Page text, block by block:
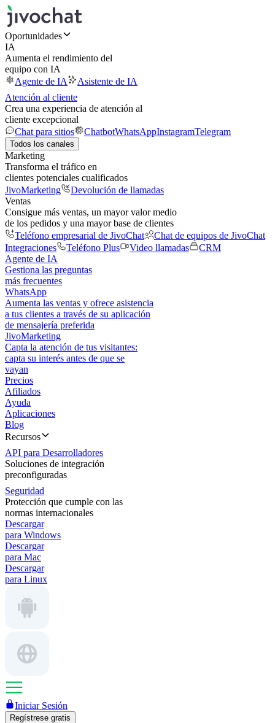
Oportunidades
IA
Aumenta el rendimiento del
equipo con IA
Agente de IA
Asistente de IA
Atención al cliente
Crea una experiencia de atención al
cliente excepcional
Chat para sitios
ChatbotWhatsAppInstagramTelegram
Todos los canales
Marketing
Transforma el tráfico en
clientes potenciales cualificados
JivoMarketing
Devolución de llamadas
Ventas
Consigue más ventas, un mayor valor medio
de los pedidos y una mayor base de clientes
Teléfono empresarial de JivoChat
Chat de equipos de JivoChat
Integraciones
Teléfono Plus Video llamadas
CRM
Agente de IA
Gestiona las preguntas
más frecuentes
WhatsApp
Aumenta las ventas y ofrece asistencia
a tus clientes a través de su aplicación
de mensajería preferida
JivoMarketing
Capta la atención de tus visitantes:
capta su interés antes de que se
vayan
Precios
Afiliados
Ayuda
Aplicaciones
Blog
Recursos
API para Desarrolladores
Soluciones de integración
preconfiguradas
Seguridad
Protección que cumple con las
normas internacionales
Descargar
para Windows
Descargar
para Mac
Descargar
para Linux
Iniciar Sesión
Regístrese gratis